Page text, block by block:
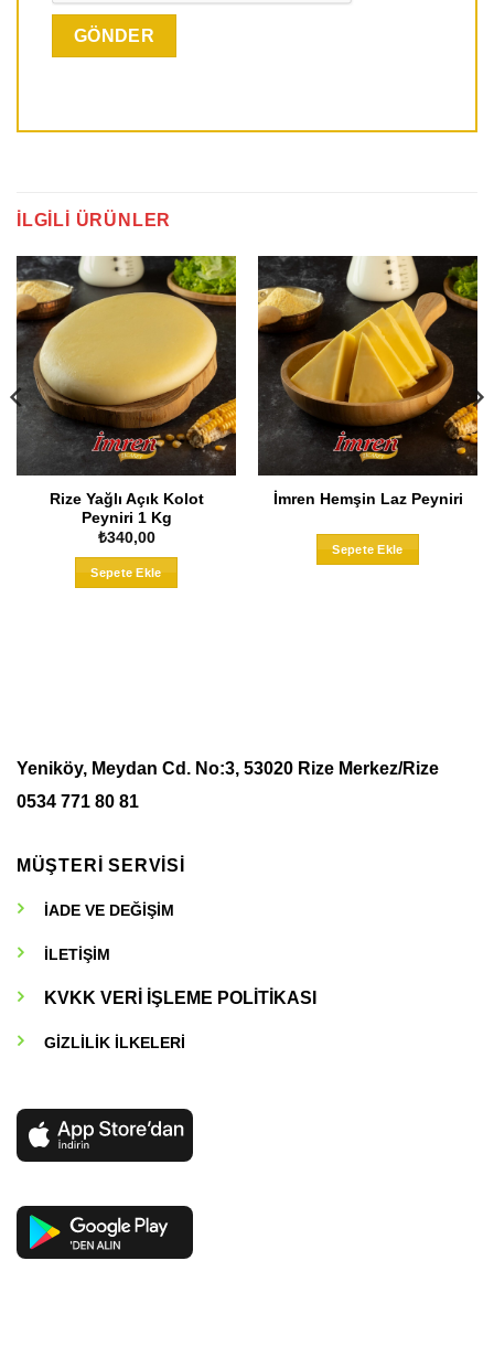
İLGILI ÜRÜNLER
Rize Yağlı Açık Kolot
Peyniri 1 Kg
₺340,00
Sepete Ekle
İmren Hemşin Laz Peyniri
Sepete Ekle
Bu
Yeniköy, Meydan Cd. No:3, 53020 Rize Merkez/Rize
0534 771 80 81
MÜŞTERİ SERVİSİ
İADE VE DEĞİŞİM
İLETİŞİM
KVKK VERİ İŞLEME POLİTİKASI
GİZLİLİK İLKELERİ